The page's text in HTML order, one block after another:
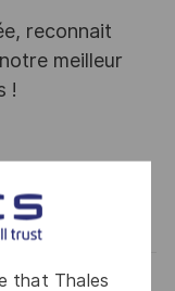
that Thales
reconnait
meilleur
!